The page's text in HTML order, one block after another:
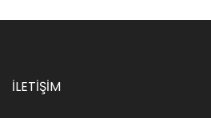
İLETİŞİM